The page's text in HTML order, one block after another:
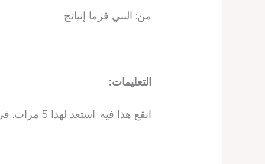
من: النبي قزما إنيانج
التعليمات:
انقع هذا فيه. استعد لهذا 5 مرات. في الصباح والعصر والليل.